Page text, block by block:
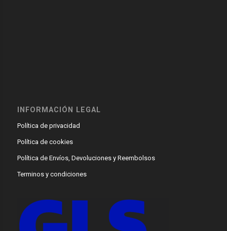
INFORMACIÓN LEGAL
Política de privacidad
Política de cookies
Política de Envíos, Devoluciones y Reembolsos
Terminos y condiciones